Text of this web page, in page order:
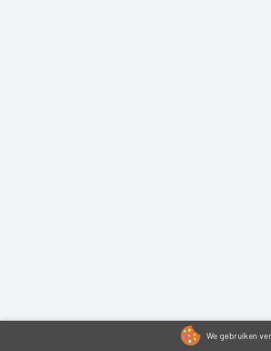
We gebruiken